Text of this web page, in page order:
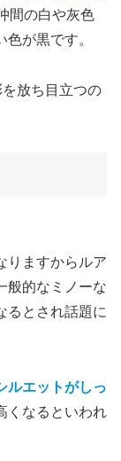
間の白や灰色
が黒です。
を放ち目立つの
りますからルア
般的なミノーな
るとされ話題に
ルエットがしっ
くなるといわれ